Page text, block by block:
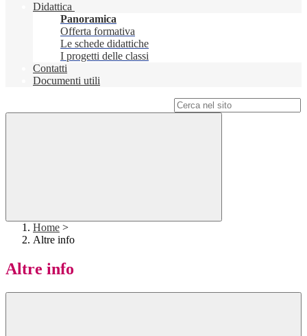
Didattica
Panoramica
Offerta formativa
Le schede didattiche
I progetti delle classi
Contatti
Documenti utili
Home >
Altre info
Altre info